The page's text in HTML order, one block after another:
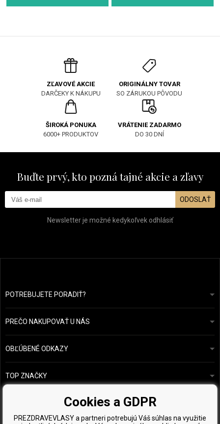
ZĽAVOVÉ AKCIE
DARČEKY K NÁKUPU
ORIGINÁLNY TOVAR
SO ZÁRUKOU PÔVODU
ŠIROKÁ PONUKA
6000+ PRODUKTOV
VRÁTENIE ZADARMO
DO 30 DNÍ
Buďte prvý, kto pozná tajné akcie a zľavy
ODOSLAŤ
Newsletter je možné kedykoľvek odhlásiť
POTREBUJETE PORADIŤ?info@prozdravevlasy.cz
Odpovieme do 24 hodín.
PREČO NAKUPOVAŤ U NÁS
Obchodní podmínky
Ochrana osobních údajů
Přehled plateb a dopravy
OBĽÚBENÉ ODKAZY
Náš příběh
Vzorky zdarma
TOP ZNAČKY
Kérastase
Wella Professionals
Zenz Organic
Cookies a GDPR
PREZDRAVEVLASY a partneri potrebujú Váš súhlas na využitie